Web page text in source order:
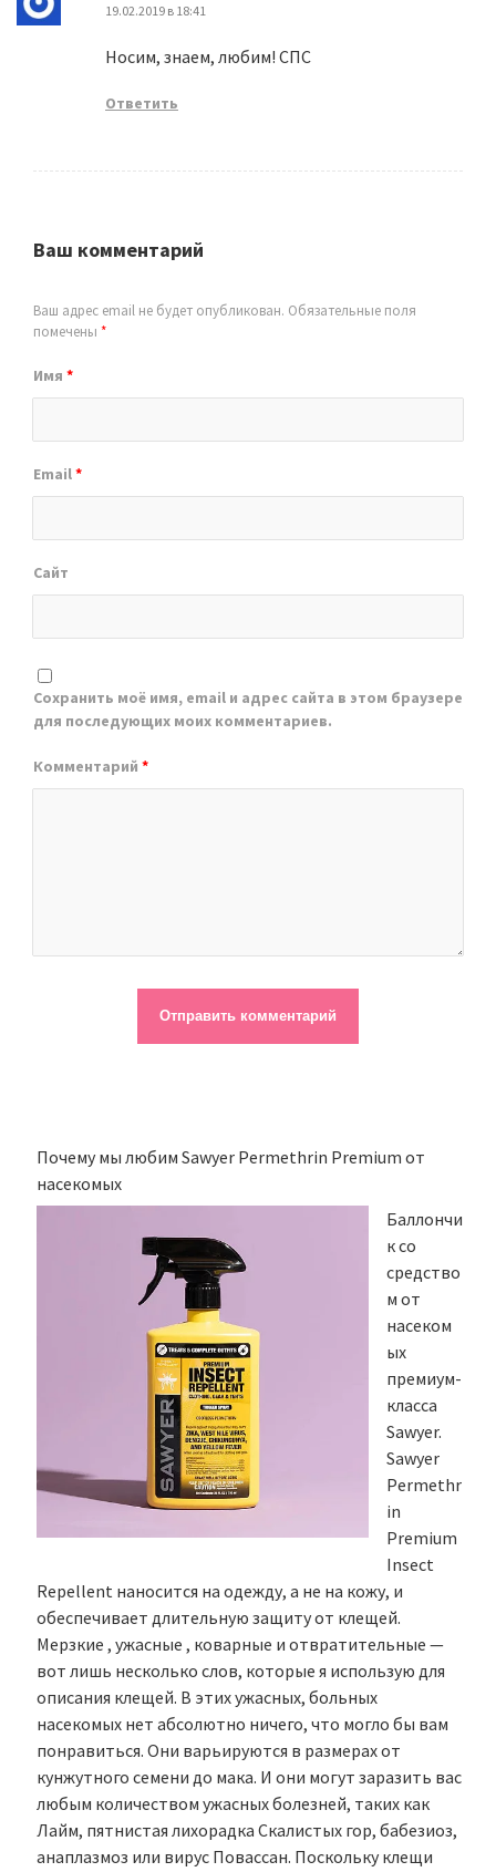
19.02.2019 в 18:41
Носим, знаем, любим! СПС
Ответить
Ваш комментарий
Ваш адрес email не будет опубликован. Обязательные поля
помечены *
Имя *
Email*
Сайт
Сохранить моё имя, email и адрес сайта в этом браузере
для последующих моих комментариев.
Комментарий *
Почему мы любим Sawyer Permethrin Premium от
насекомых
Баллончи
к со
средство
м от
насеком
ых
премиум-
класса
Sawyer.
Sawyer
Permethr
in
Premium
Insect
Repellent наносится на одежду, а не на кожу, и
обеспечивает длительную защиту от клещей.
Мерзкие , ужасные , коварные и отвратительные —
вот лишь несколько слов, которые я использую для
описания клещей. В этих ужасных, больных
насекомых нет абсолютно ничего, что могло бы вам
понравиться. Они варьируются в размерах от
кунжутного семени до мака. И они могут заразить вас
любым количеством ужасных болезней, таких как
Лайм, пятнистая лихорадка Скалистых гор, бабезиоз,
анаплазмоз или вирус Повассан. Поскольку клещи